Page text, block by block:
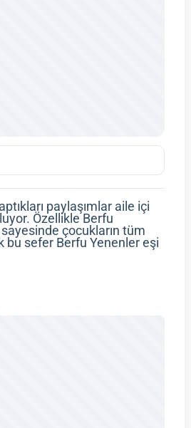
paylaşımlar aile içi
Özellikle Berfu
sayesinde çocukların tüm
bu sefer Berfu Yenenler eşi